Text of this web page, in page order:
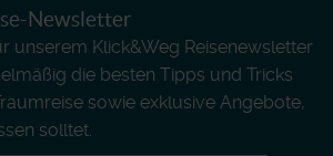
Newsletter
unserem Klick&Weg Reisenewsletter
die besten Tipps und Tricks
sowie exklusive Angebote,
solltet.